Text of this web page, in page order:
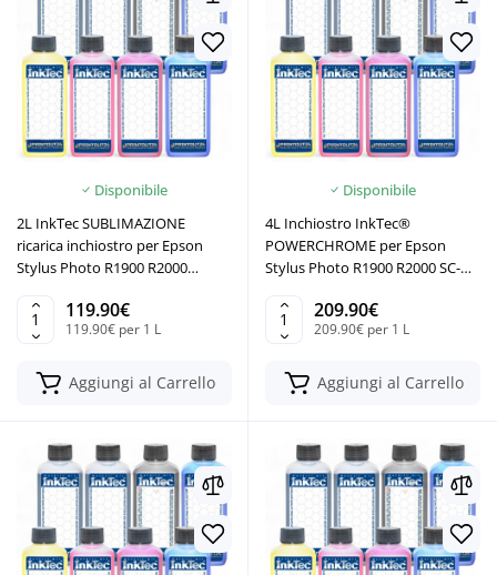
Disponibile
2L InkTec SUBLIMAZIONE
ricarica inchiostro per Epson
Stylus Photo R1900 R2000
119.90€
119.90€ per 1 L
Aggiungi al Carrello
Disponibile
4L Inchiostro InkTec®
POWERCHROME per Epson
Stylus Photo R1900 R2000 SC-
209.90€
209.90€ per 1 L
Aggiungi al Carrello